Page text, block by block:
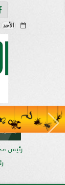
الأحد
رئيس